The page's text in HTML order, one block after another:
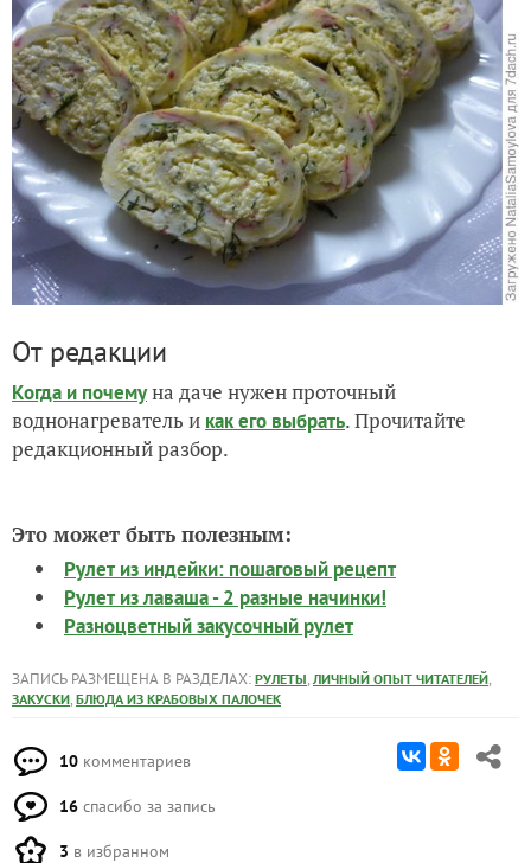
От редакции
Когда и почемуна даче нужен проточный
воднонагреватель и как его выбрать. Прочитайте
редакционный разбор.
Это может быть полезным:
Рулет из индейки: пошаговый рецепт
Рулет из лаваша - 2 разные начинки!
Разноцветный закусочный рулет
ЗАПИСЬ РАЗМЕЩЕНА В РАЗДЕЛАХ: РУЛЕТЫ, ЛИЧНЫЙ ОПЫТ ЧИТАТЕЛЕЙ,
ЗАКУСКИ, БЛЮДА ИЗ КРАБОВЫХ ПАЛОЧЕК
10 комментариев
16 спасибо за запись
3 в избранном